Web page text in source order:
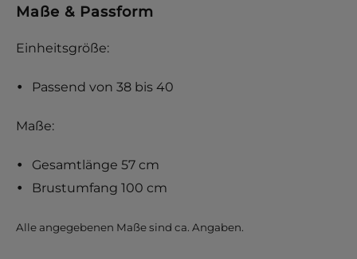
Maße & Passform
Einheitsgröße:
Passend von 38 bis 40
Maße:
Gesamtlänge 57 cm
Brustumfang 100 cm
Alle angegebenen Maße sind ca. Angaben.